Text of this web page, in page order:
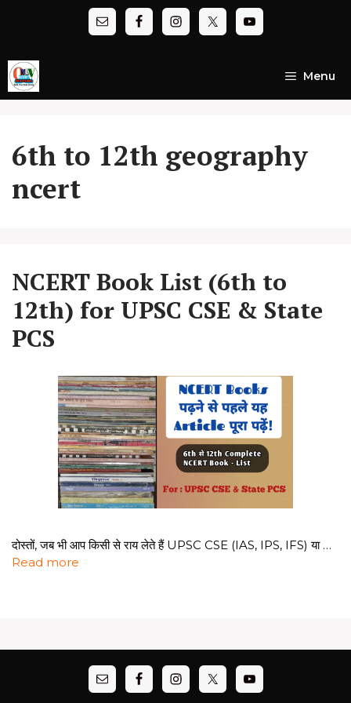
Menu
6th to 12th geography
ncert
NCERT Book List (6th to
12th) for UPSC CSE & State
PCS
दोस्तों, जब भी आप किसी से राय लेते हैं UPSC CSE (IAS, IPS, IFS) या …
Read more